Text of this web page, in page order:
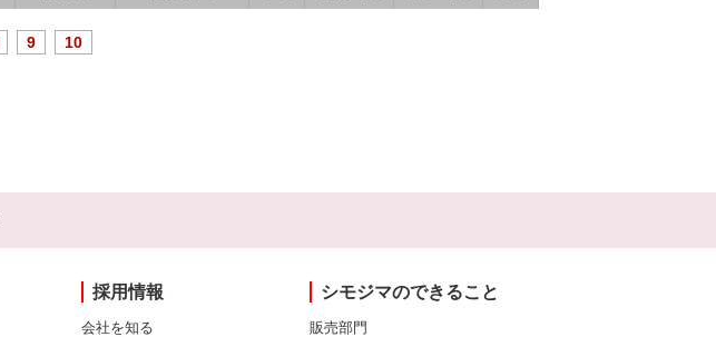
9 10
採用情報
会社を知る
シモジマのできること
販売部門